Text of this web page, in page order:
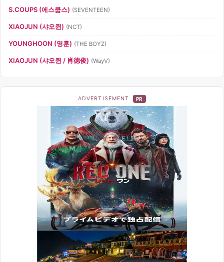
S.COUPS (에스쿱스) (SEVENTEEN)
XIAOJUN (샤오쥔) (NCT)
YOUNGHOON (영훈) (THE BOYZ)
XIAOJUN (샤오쥔 / 肖德俊) (WayV)
ADVERTISEMENT PR